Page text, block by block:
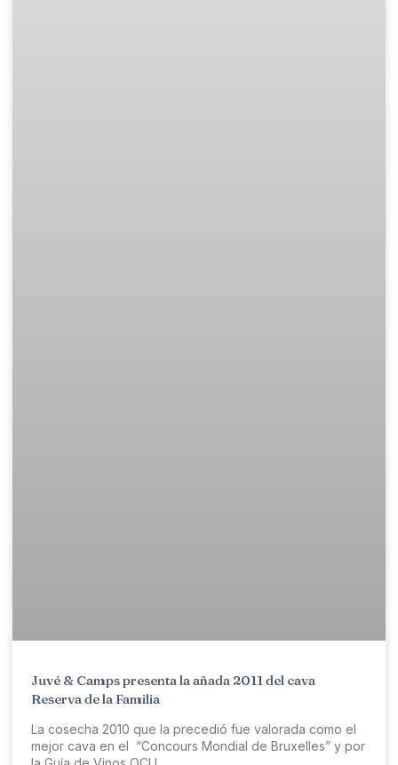
Juvé & Camps presenta la añada 2011 del cava
Reserva de la Familia
La cosecha 2010 que la precedió fue valorada como el
mejor cava en el “Concours Mondial de Bruxelles” y por